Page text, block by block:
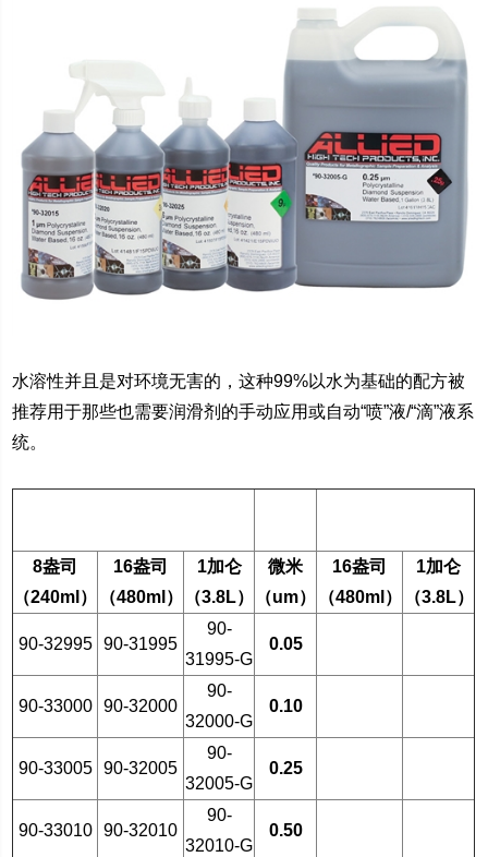
水溶性并且是对环境无害的，这种99%以水为基础的配方被
推荐用于那些也需要润滑剂的手动应用或自动“喷”液/“滴”液系
统。
8盎司
（240ml ）
16盎司
（480ml ）
1加仑
（3.8L）
微米
（um）
16盎司
（480ml ）
1加仑
（3.8L）
90-32995 90-31995
90-
31995-G
0.05
90-33000 90-32000
90-
32000-G
0.10
90-33005 90-32005
90-
32005-G
0.25
90-33010 90-32010
90-
32010-G
0.50